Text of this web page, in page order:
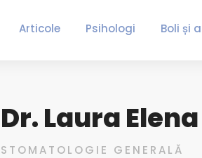
Articole Psihologi Boli și
Dr. Laura
STOMATOLOGIE GENERALĂ